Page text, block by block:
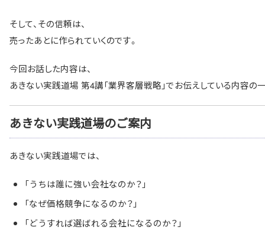
そして、その信頼は、
売ったあとに作られていくのです。
今回お話した内容は、
あきない実践道場 第4講「業界客層戦略」でお伝えしている内容の
あきない実践道場のご案内
あきない実践道場では、
「うちは誰に強い会社なのか？」
「なぜ価格競争になるのか？」
「どうすれば選ばれる会社になるのか？」